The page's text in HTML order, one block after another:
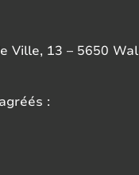
Ville, 13 – 5650
: